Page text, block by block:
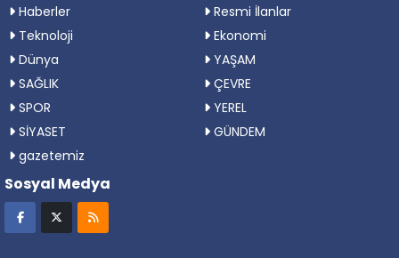
Haberler
Resmi İlanlar
Teknoloji
Ekonomi
Dünya
YAŞAM
SAĞLIK
ÇEVRE
SPOR
YEREL
SİYASET
GÜNDEM
gazetemiz
Sosyal Medya